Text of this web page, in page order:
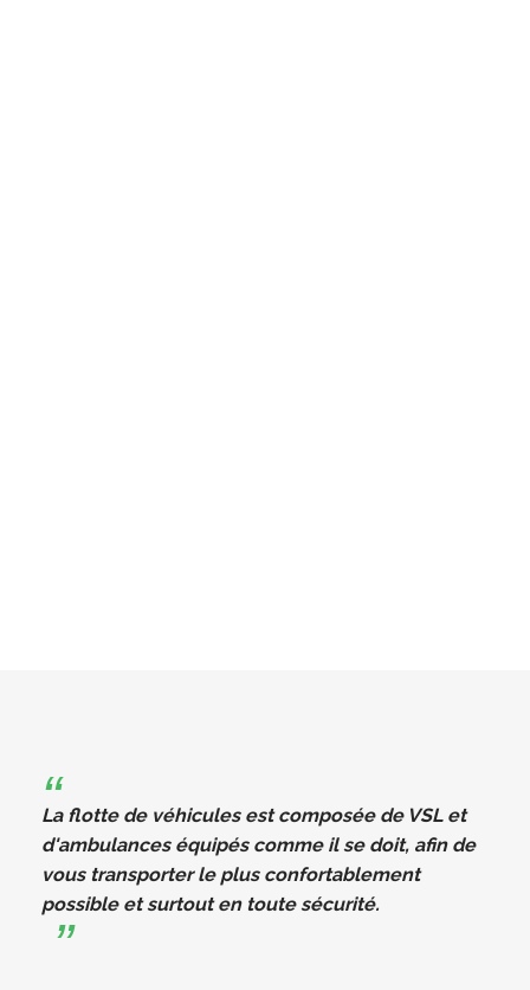
La flotte de véhicules est composée de VSL et
d'ambulances équipés comme il se doit, afin de
vous transporter le plus confortablement
possible et surtout en toute sécurité.